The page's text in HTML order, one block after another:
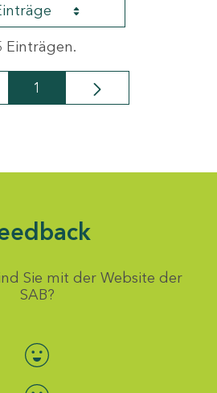
Einträgen.
Seite
1
Sie mit der Website der
SAB?
Bewertung auswählen